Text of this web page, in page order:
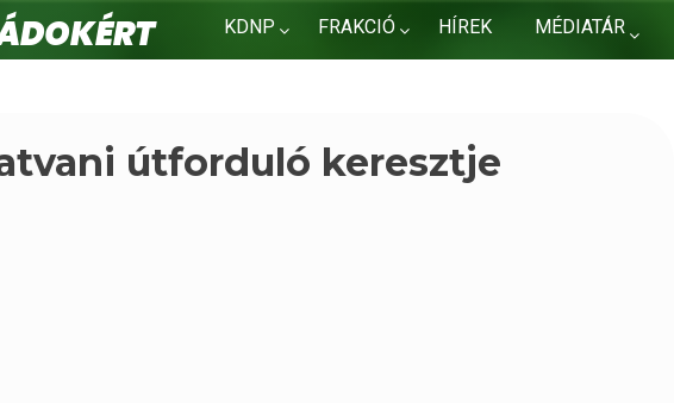
KDNP FRAKCIÓ HÍREK MÉDIATÁR
útforduló keresztje